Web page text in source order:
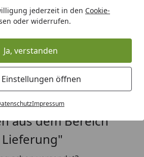
jederzeit in den Cookie-
oder widerrufen.
Ja, verstanden
Einstellungen öffnen
Impressum
.
auf Rechnung bestellen
Lieferanschrift von Ihrer
und ein besonderes Verfahren
Dies dient der Sicherheit und
Daher werden wir Sie in diesem
kontaktieren.
aus dem Bereich